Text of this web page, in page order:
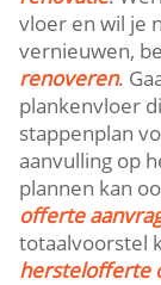
vloer en wil je
vernieuwen,
renoveren.​
plankenvloer
stappenplan
aanvulling op
plannen kan
offerte
totaalvoorstel
herstelofferte